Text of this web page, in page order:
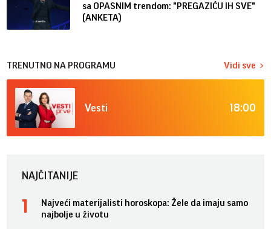
sa OPASNIM trendom: "PREGAZIĆU IH SVE"
(ANKETA)
TRENUTNO NA PROGRAMU Vidi sve
Vesti 18:00
NAJČITANIJE
Najveći materijalisti horoskopa: Žele da imaju samo
najbolje u životu